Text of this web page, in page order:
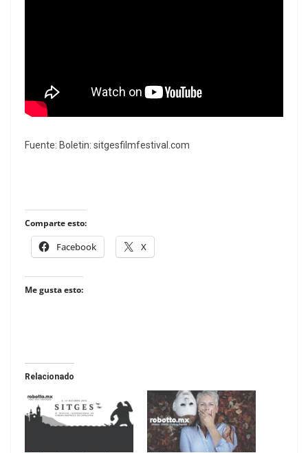
Fuente: Boletin: sitgesfilmfestival.com
Comparte esto:
Facebook X
Me gusta esto:
Relacionado